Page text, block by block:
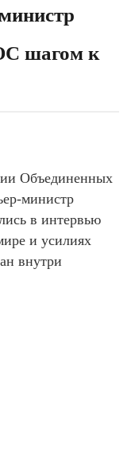
шагом к
Объединенных
министр
в интервью
и усилиях
внутри